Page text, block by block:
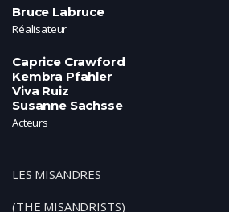
Bruce Labruce
Réalisateur
Caprice Crawford
Kembra Pfahler
Viva Ruiz
Susanne Sachsse
Acteurs
LES MISANDRES
(THE MISANDRISTS)